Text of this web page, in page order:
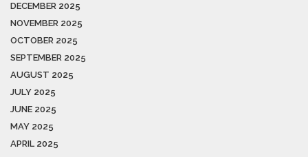
DECEMBER 2025
NOVEMBER 2025
OCTOBER 2025
SEPTEMBER 2025
AUGUST 2025
JULY 2025
JUNE 2025
MAY 2025
APRIL 2025